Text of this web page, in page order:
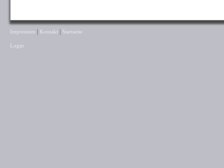
Impressum Kontakt Startseite
Login